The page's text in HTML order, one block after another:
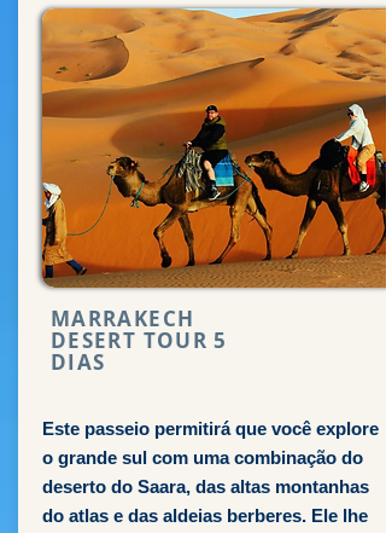
MARRAKECH
DESERT TOUR 5
DIAS
Este passeio permitirá que você explore
o grande sul com uma combinação do
deserto do Saara, das altas montanhas
do atlas e das aldeias berberes. Ele lhe